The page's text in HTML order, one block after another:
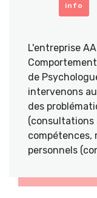
info
L'entreprise
de
intervenons
des
(consultations
compétences,
personnels